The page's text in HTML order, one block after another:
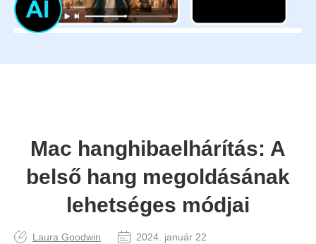
Mac hanghibaelhárítás: A
belső hang megoldásának
lehetséges módjai
Laura Goodwin
2024. január 22